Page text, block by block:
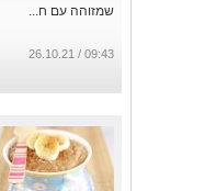
שמזוהה עם ח...
09:43 / 26.10.21